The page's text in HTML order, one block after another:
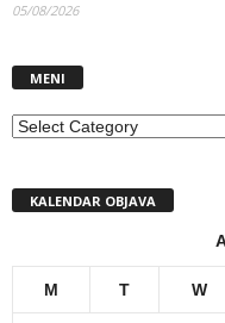
05/08/2026
MENI
MENI
KALENDAR OBJAVA
M T W